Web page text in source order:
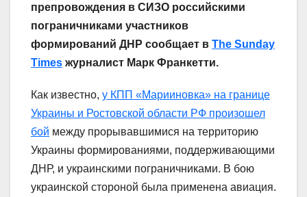
препровождения в СИЗО российскими
пограничниками участников
формирований ДНР сообщает в The Sunday
Times журналист Марк Франкетти.
Как известно, у КПП «Марииновка» на границе
Украины и Ростовской области РФ произошел
бой между прорывавшимися на территорию
Украины формированиями, поддерживающими
ДНР, и украинскими пограничниками. В бою
украинской стороной была применена авиация.